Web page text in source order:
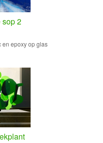
sop 2
en epoxy op glas